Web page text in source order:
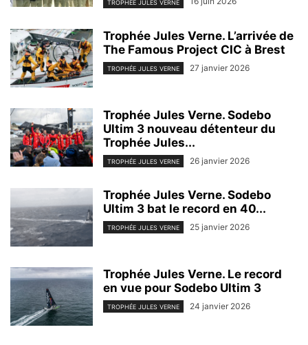
TROPHÉE JULES VERNE
Trophée Jules Verne. L’arrivée de
The Famous Project CIC à Brest
TROPHÉE JULES VERNE 27 janvier 2026
Trophée Jules Verne. Sodebo
Ultim 3 nouveau détenteur du
Trophée Jules...
TROPHÉE JULES VERNE 26 janvier 2026
Trophée Jules Verne. Sodebo
Ultim 3 bat le record en 40...
TROPHÉE JULES VERNE 25 janvier 2026
Trophée Jules Verne. Le record
en vue pour Sodebo Ultim 3
TROPHÉE JULES VERNE 24 janvier 2026